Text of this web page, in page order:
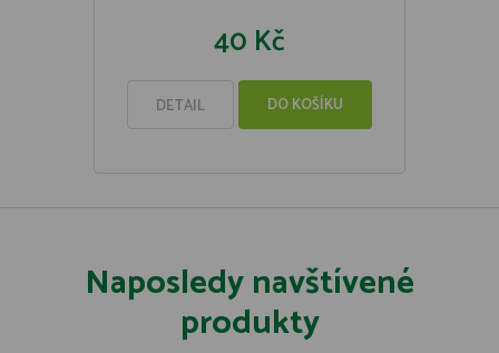
40 Kč
DETAIL DO KOŠÍKU
Naposledy navštívené
produkty